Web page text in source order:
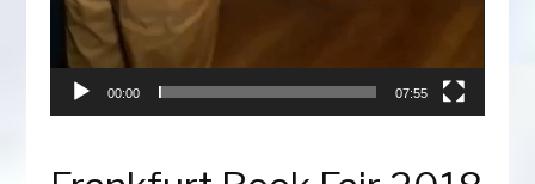
00:00 07:55